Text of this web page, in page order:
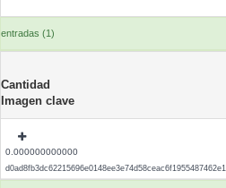
entradas (1)
Cantidad
Imagen clave
0.000000000000